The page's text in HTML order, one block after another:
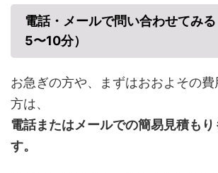
電話・メールで問い合わせてみ
5〜10分）
お急ぎの方や、まずはおおよその
方は、
電話またはメールでの簡易見積も
す。